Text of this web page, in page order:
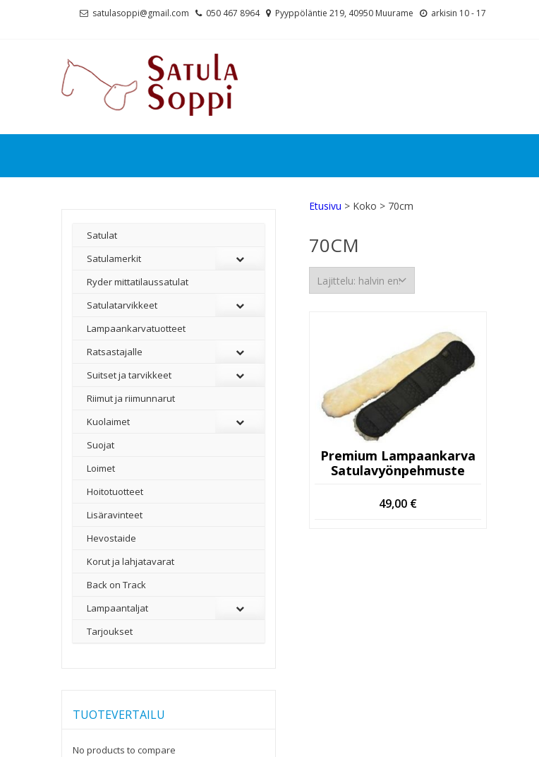
satulasoppi@gmail.com 050 467 8964 Pyyppöläntie 219, 40950 Muurame arkisin 10 - 17
Etusivu > Koko > 70cm
70CM
Premium Lampaankarva
Satulavyönpehmuste
49,00 €
Satulat
Satulamerkit
Ryder mittatilaussatulat
Satulatarvikkeet
–
Lampaankarvatuotteet
Ratsastajalle
Suitset ja tarvikkeet
Riimut ja riimunnarut
Kuolaimet
Suojat
Loimet
Hoitotuotteet
Lisäravinteet
Hevostaide
Korut ja lahjatavarat
Back on Track
Lampaantaljat
Tarjoukset
TUOTEVERTAILU
No products to compare